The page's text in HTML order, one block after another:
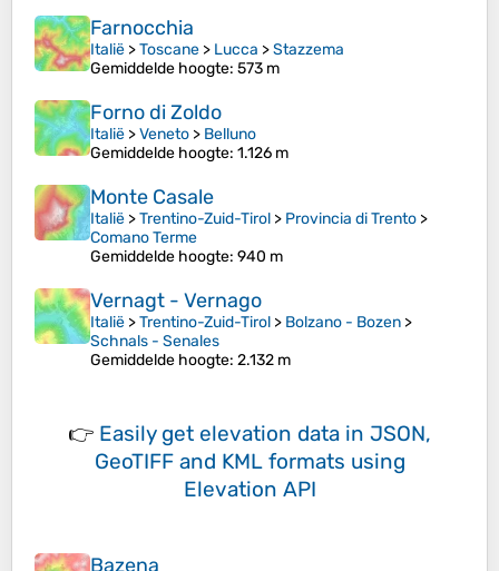
Farnocchia
Italië >Toscane > Lucca >Stazzema
Gemiddelde hoogte: 573 m
Forno di Zoldo
Italië >Veneto > Belluno
Gemiddelde hoogte: 1.126 m
Monte Casale
Italië >Trentino-Zuid-Tirol > Provincia di Trento >
Comano Terme
Gemiddelde hoogte: 940 m
Vernagt - Vernago
Italië >Trentino-Zuid-Tirol > Bolzano - Bozen >
Schnals - Senales
Gemiddelde hoogte: 2.132 m
👉 Easily get elevation data in JSON,
GeoTIFF and KML formats using
Elevation API
Bazena